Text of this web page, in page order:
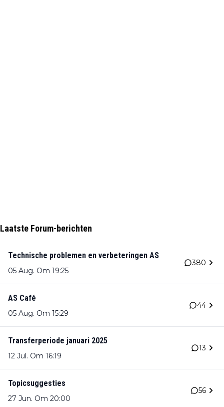
Laatste Forum-berichten
Technische problemen en verbeteringen AS
05 Aug. Om 19:25
380
AS Café
05 Aug. Om 15:29
44
Transferperiode januari 2025
12 Jul. Om 16:19
13
Topicsuggesties
27 Jun. Om 20:00
56